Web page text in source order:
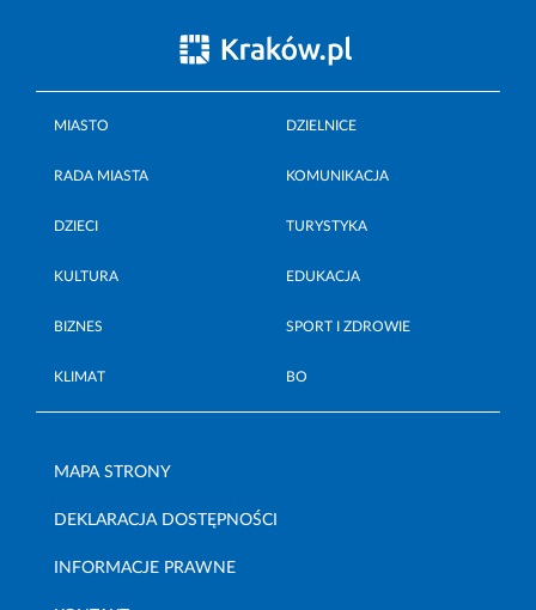
MIASTO DZIELNICE
RADA MIASTA KOMUNIKACJA
DZIECI TURYSTYKA
KULTURA EDUKACJA
BIZNES SPORT I ZDROWIE
KLIMAT BO
MAPA STRONY
DEKLARACJA DOSTĘPNOŚCI
INFORMACJE PRAWNE